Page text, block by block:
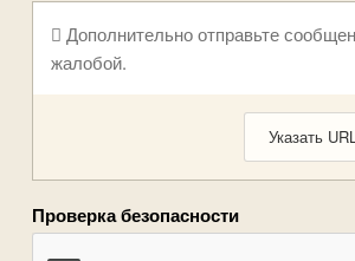
Дополнительно отправьте
жалобой.
Указать
Проверка безопасности